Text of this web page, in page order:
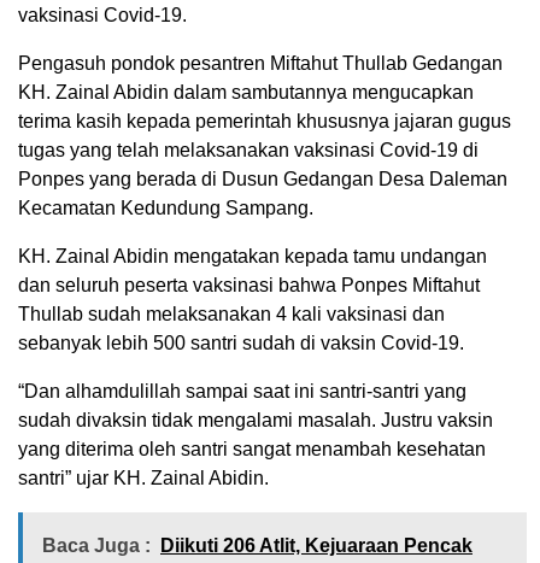
vaksinasi Covid-19.
Pengasuh pondok pesantren Miftahut Thullab Gedangan
KH. Zainal Abidin dalam sambutannya mengucapkan
terima kasih kepada pemerintah khususnya jajaran gugus
tugas yang telah melaksanakan vaksinasi Covid-19 di
Ponpes yang berada di Dusun Gedangan Desa Daleman
Kecamatan Kedundung Sampang.
KH. Zainal Abidin mengatakan kepada tamu undangan
dan seluruh peserta vaksinasi bahwa Ponpes Miftahut
Thullab sudah melaksanakan 4 kali vaksinasi dan
sebanyak lebih 500 santri sudah di vaksin Covid-19.
“Dan alhamdulillah sampai saat ini santri-santri yang
sudah divaksin tidak mengalami masalah. Justru vaksin
yang diterima oleh santri sangat menambah kesehatan
santri” ujar KH. Zainal Abidin.
Baca Juga :
Diikuti 206 Atlit, Kejuaraan Pencak